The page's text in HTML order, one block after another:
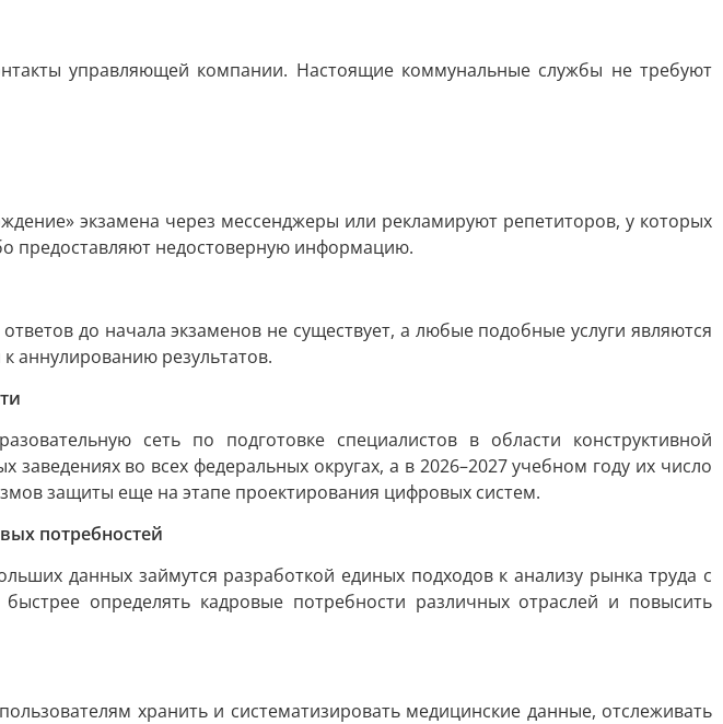
управляющей компании. Настоящие коммунальные службы не требуют
экзамена через мессенджеры или рекламируют репетиторов, у которых
предоставляют недостоверную информацию.
до начала экзаменов не существует, а любые подобные услуги являются
аннулированию результатов.
сеть по подготовке специалистов в области конструктивной
во всех федеральных округах, а в 2026–2027 учебном году их число
защиты еще на этапе проектирования цифровых систем.
потребностей
данных займутся разработкой единых подходов к анализу рынка труда с
определять кадровые потребности различных отраслей и повысить
хранить и систематизировать медицинские данные, отслеживать